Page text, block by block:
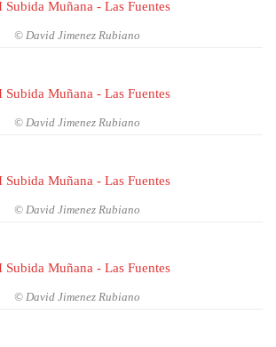
© David Jimenez Rubiano
© David Jimenez Rubiano
© David Jimenez Rubiano
© David Jimenez Rubiano